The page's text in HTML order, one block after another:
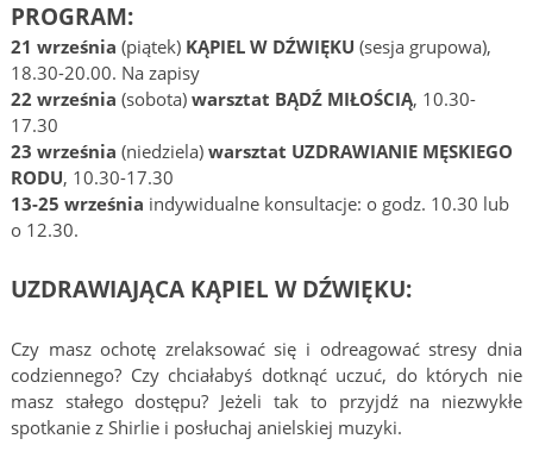
PROGRAM:
21 września (piątek) KĄPIEL W DŹWIĘKU (sesja grupowa),
18.30-20.00. Na zapisy
22 września (sobota) warsztat BĄDŹ MIŁOŚCIĄ, 10.30-
17.30
23 września (niedziela) warsztat UZDRAWIANIE MĘSKIEGO
RODU, 10.30-17.30
13-25 września indywidualne konsultacje: o godz. 10.30 lub
o 12.30.
UZDRAWIAJĄCA KĄPIEL W DŹWIĘKU:
Czy masz ochotę zrelaksować się i odreagować stresy dnia
codziennego? Czy chciałabyś dotknąć uczuć, do których nie
masz stałego dostępu? Jeżeli tak to przyjdź na niezwykłe
spotkanie z Shirlie i posłuchaj anielskiej muzyki.